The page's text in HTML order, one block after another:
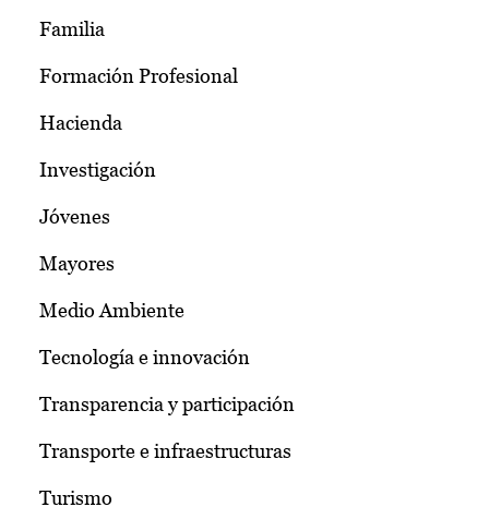
Familia
Formación Profesional
Hacienda
Investigación
Jóvenes
Mayores
Medio Ambiente
Tecnología e innovación
Transparencia y participación
Transporte e infraestructuras
Turismo